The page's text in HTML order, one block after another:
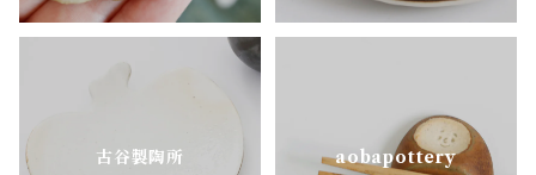
古谷製陶所 aobapottery